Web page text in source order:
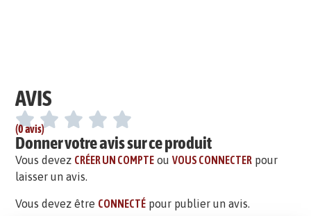
AVIS
(0 avis)
Donner votre avis sur ce produit
Vous devez CRÉER UN COMPTE ouVOUS CONNECTER pour
laisser un avis.
Vous devez être CONNECTÉ pour publier un avis.